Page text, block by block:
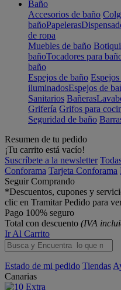
Baño
Accesorios de baño
bañoPapeleras
de ropa
Muebles de baño
bañoTocadores para
baño
Espejos de baño
iluminadosEspejos de
Sanitarios Bañeras
Grifería Grifos para
Seguridad de baño
Resumen de tu pedido
¡Tu carrito está vacío!
Suscríbete a la newsletter
Conforama Tarjeta Conforama
Seguir Comprando
*Descuentos, cupones y
clic en Tramitar Pedido para
Pago 100% seguro
Total con descuento (IVA
Ir Al Carrito
Estado de mi pedido Tiendas
Canarias